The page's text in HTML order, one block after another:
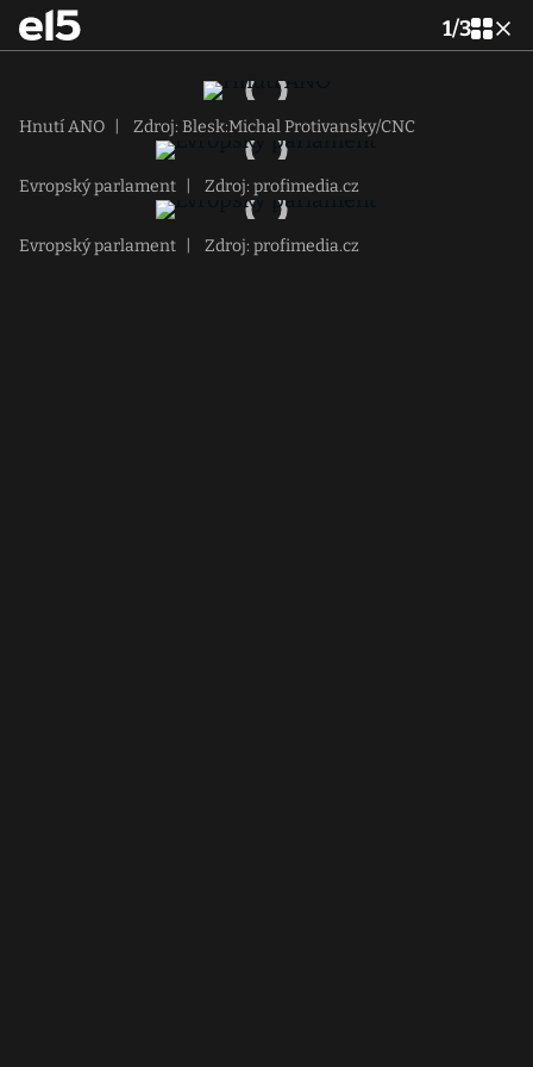
1/3
Hnutí ANO Zdroj: Blesk:Michal Protivansky/CNC
Evropský parlament Zdroj: profimedia.cz
Evropský parlament Zdroj: profimedia.cz